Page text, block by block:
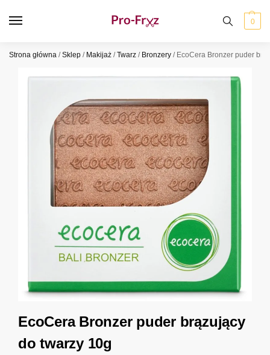
0
Strona główna /Sklep / Makijaż /Twarz / Bronzery / EcoCera Bronzer puder
EcoCera Bronzer puder brązujący
do twarzy 10g